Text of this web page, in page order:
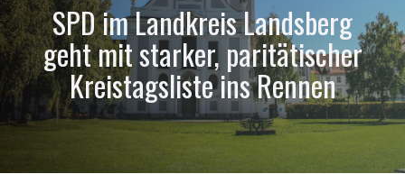
SPD im Landkreis Landsberg
geht mit starker, paritätischer
Kreistagsliste ins Rennen